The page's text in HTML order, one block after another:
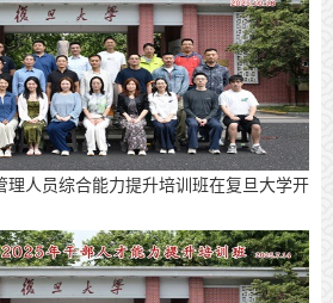
理人员综合能力提升培训班在复旦大学开